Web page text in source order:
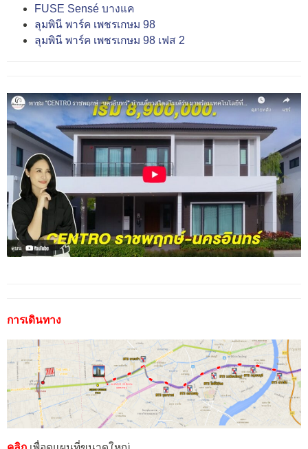
FUSE Sensé บางแค
ลุมพินี พาร์ค เพชรเกษม 98
ลุมพินี พาร์ค เพชรเกษม 98 เฟส 2
การเดินทาง